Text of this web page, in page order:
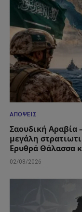
ΑΠΌΨΕΙΣ
Σαουδική Αραβία
μεγάλη
Ερυθρά Θάλασσα
02/08/2026